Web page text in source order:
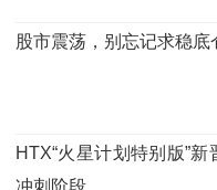
股市震荡，别忘记求稳底
HTX“火星计划特别版”
冲刺阶段